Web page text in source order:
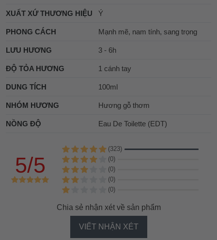
XUẤT XỨ THƯƠNG HIỆU Ý
PHONG CÁCH Mạnh mẽ, nam tính, sang trọng
LƯU HƯƠNG 3 - 6h
ĐỘ TỎA HƯƠNG 1 cánh tay
DUNG TÍCH 100ml
NHÓM HƯƠNG Hương gỗ thơm
NỒNG ĐỘ Eau De Toilette (EDT)
5/5
(323)
(0)
(0)
(0)
(0)
Chia sẻ nhận xét về sản phẩm
VIẾT NHẬN XÉT